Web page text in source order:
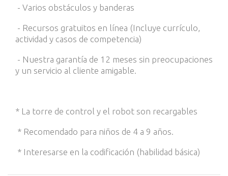
- Varios obstáculos y banderas
- Recursos gratuitos en línea (Incluye currículo,
actividad y casos de competencia)
- Nuestra garantía de 12 meses sin preocupaciones
y un servicio al cliente amigable.
* La torre de control y el robot son recargables
* Recomendado para niños de 4 a 9 años.
* Interesarse en la codificación (habilidad básica)